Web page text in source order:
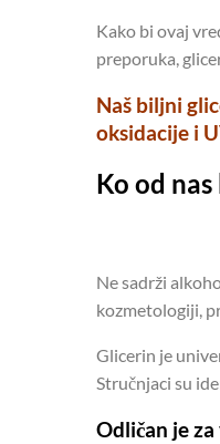
Kako bi ovaj
preporuka,
Naš biljni
oksidacije i
Ko od
Ne sadrži
kozmetologiji,
Glicerin je
Stručnjaci su
Odličan je